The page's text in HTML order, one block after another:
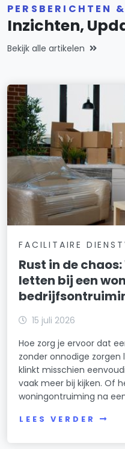
PERSBERICHTEN
Inzichten,
Bekijk alle artikelen
FACILITAIRE
Rust in de
letten bij een
15 juli 2026
Hoe zorg je ervoor dat
zonder onnodige
klinkt misschien
vaak meer bij kijken. Of
woningontruiming na
LEES VERDER